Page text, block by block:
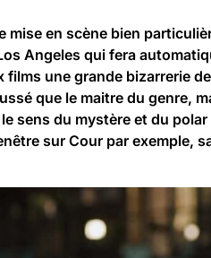
mise en scène bien
Angeles qui fera
films une grande bizarrerie
que le maitre du genre,
sens du mystère et du
sur Cour par exemple,